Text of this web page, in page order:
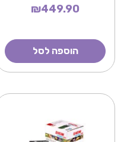
₪449.90
הוספה לסל